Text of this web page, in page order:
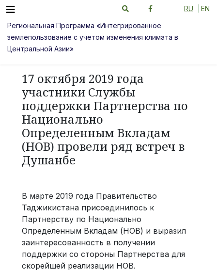
RU EN
Региональная Программа «Интегрированное
землепользование с учетом изменения климата в
Центральной Азии»
17 октября 2019 года
участники Службы
поддержки Партнерства по
Национально
Определенным Вкладам
(НОВ) провели ряд встреч в
Душанбе
В марте 2019 года Правительство
Таджикистана присоединилось к
Партнерству по Национально
Определенным Вкладам (НОВ) и выразил
заинтересованность в получении
поддержки со стороны Партнерства для
скорейшей реализации НОВ.